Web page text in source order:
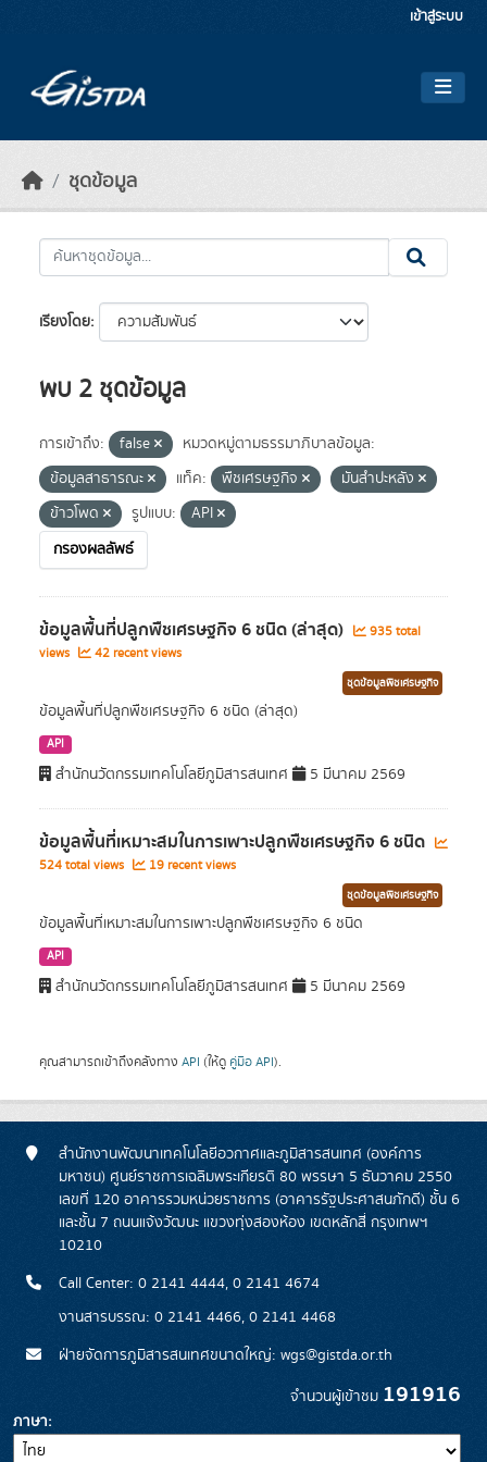
เข้าสู่ระบบ
ชุดข้อมูล
เรียงโดย
พบ 2 ชุดข้อมูล
การเข้าถึง: false
หมวดหมู่ตามธรรมาภิบาลข้อมูล:
ข้อมูลสาธารณะ
แท็ค: พืชเศรษฐกิจ
มันสำปะหลัง
ข้าวโพด
รูปแบบ:
API
กรองผลลัพธ์
ข้อมูลพื้นที่ปลูกพืชเศรษฐกิจ 6 ชนิด (ล่าสุด)
935 total
views
42 recent views
ชุดข้อมูลพืชเศรษฐกิจ
ข้อมูลพื้นที่ปลูกพืชเศรษฐกิจ 6 ชนิด (ล่าสุด)
API
สำนักนวัตกรรมเทคโนโลยีภูมิสารสนเทศ 5 มีนาคม 2569
ข้อมูลพื้นที่เหมาะสมในการเพาะปลูกพืชเศรษฐกิจ 6 ชนิด
524 total views 19 recent views
ชุดข้อมูลพืชเศรษฐกิจ
ข้อมูลพื้นที่เหมาะสมในการเพาะปลูกพืชเศรษฐกิจ 6 ชนิด
API
สำนักนวัตกรรมเทคโนโลยีภูมิสารสนเทศ 5 มีนาคม 2569
คุณสามารถเข้าถึงคลังทาง API (ให้ดู คู่มือ API).
สำนักงานพัฒนาเทคโนโลยีอวกาศและภูมิสารสนเทศ (องค์การ
มหาชน) ศูนย์ราชการเฉลิมพระเกียรติ 80 พรรษา 5 ธันวาคม 2550
เลขที่ 120 อาคารรวมหน่วยราชการ (อาคารรัฐประศาสนภักดี) ชั้น 6
และชั้น 7 ถนนแจ้งวัฒนะ แขวงทุ่งสองห้อง เขตหลักสี่ กรุงเทพฯ
10210
Call Center: 0 2141 4444, 0 2141 4674
งานสารบรรณ: 0 2141 4466, 0 2141 4468
ฝ่ายจัดการภูมิสารสนเทศขนาดใหญ่: wgs@gistda.or.th
จำนวนผู้เข้าชม 191916
ภาษา